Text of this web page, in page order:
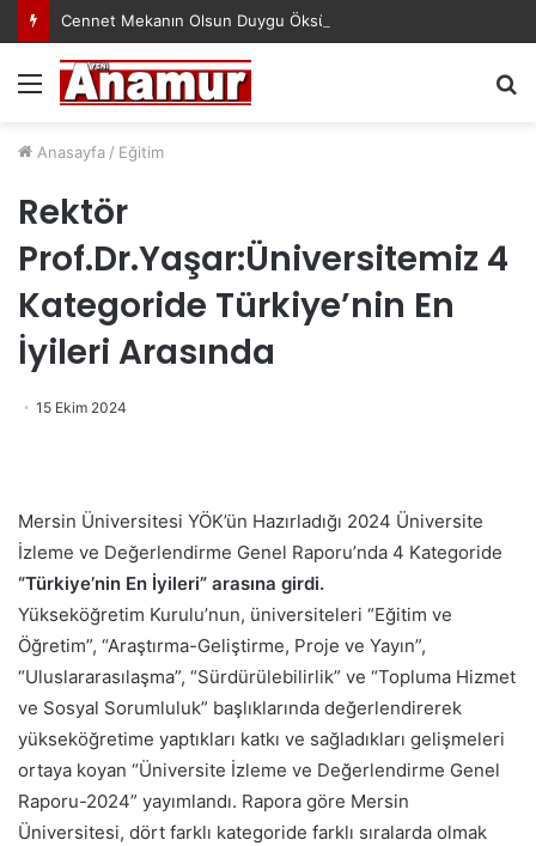
Cennet Mekanın Olsun Duygu Öksüz Canova
Menü
Anasayfa / Eğitim
Rektör
Prof.Dr.Yaşar:Üniversitemiz 4
Kategoride Türkiye’nin En
İyileri Arasında
15 Ekim 2024
Mersin Üniversitesi YÖK’ün Hazırladığı 2024 Üniversite
İzleme ve Değerlendirme Genel Raporu’nda 4 Kategoride
“Türkiye’nin En İyileri” arasına girdi.
Yükseköğretim Kurulu’nun, üniversiteleri “Eğitim ve
Öğretim”, “Araştırma-Geliştirme, Proje ve Yayın”,
“Uluslararasılaşma”, “Sürdürülebilirlik” ve “Topluma Hizmet
ve Sosyal Sorumluluk” başlıklarında değerlendirerek
yükseköğretime yaptıkları katkı ve sağladıkları gelişmeleri
ortaya koyan “Üniversite İzleme ve Değerlendirme Genel
Raporu-2024” yayımlandı. Rapora göre Mersin
Üniversitesi, dört farklı kategoride farklı sıralarda olmak